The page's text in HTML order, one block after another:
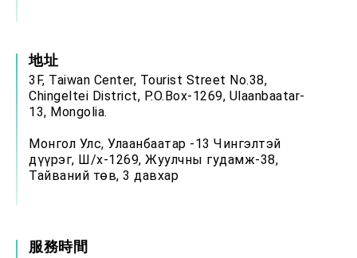
地址
3F, Taiwan Center, Tourist Street No.38,
Chingeltei District, P.O.Box-1269, Ulaanbaatar-
13, Mongolia.
Монгол Улс, Улаанбаатар -13 Чингэлтэй
дүүрэг, Ш/х-1269, Жуулчны гудамж-38,
Тайваний төв, 3 давхар
服務時間